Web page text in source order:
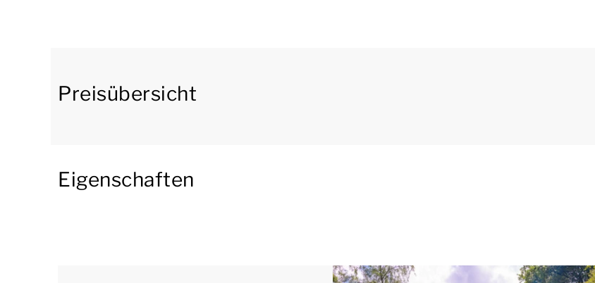
Bungalow. Beide Badezimmer haben eine begehbare Dusche, Waschbecken und Toilette.
Sie können das kostenlose WLAN nutzen. Der Summio Parc De Berkenhorst ist ein autofreier Park.
Preisübersicht
Eigenschaften